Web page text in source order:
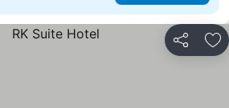
Partilhar